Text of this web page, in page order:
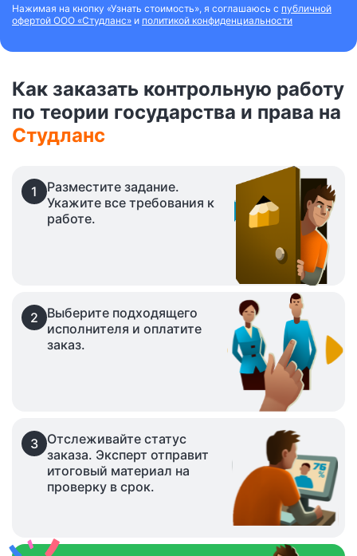
Нажимая на кнопку «Узнать стоимость», я соглашаюсь с публичной
офертой ООО «Студланс» и политикой конфиденциальности
Как заказать контрольную работу
по теории государства и права на
Студланс
1
Разместите задание.
Укажите все требования к
работе.
2
Выберите подходящего
исполнителя и оплатите
заказ.
3 Отслеживайте статус
заказа. Эксперт отправит
итоговый материал на
проверку в срок.